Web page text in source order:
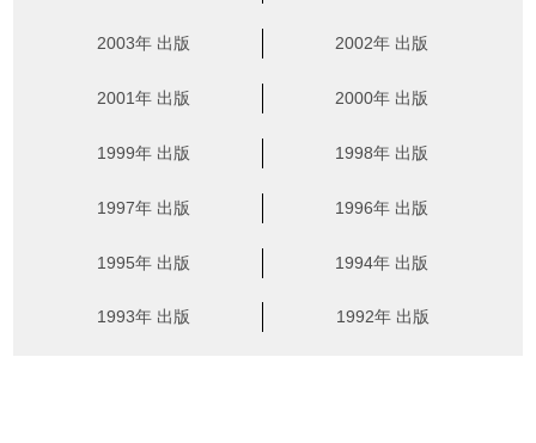
2003年 出版 2002年 出版
2001年 出版 2000年 出版
1999年 出版 1998年 出版
1997年 出版 1996年 出版
1995年 出版 1994年 出版
1993年 出版 1992年 出版